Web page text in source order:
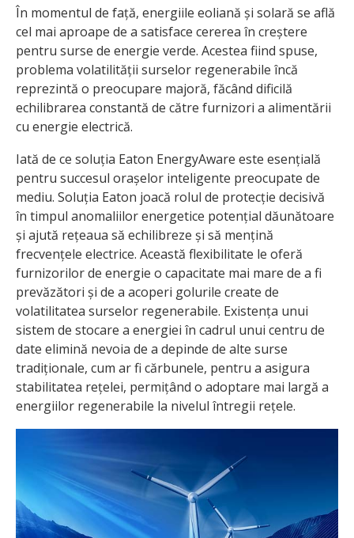
În momentul de față, energiile eoliană și solară se află
cel mai aproape de a satisface cererea în creștere
pentru surse de energie verde. Acestea fiind spuse,
problema volatilității surselor regenerabile încă
reprezintă o preocupare majoră, făcând dificilă
echilibrarea constantă de către furnizori a alimentării
cu energie electrică.
Iată de ce soluția Eaton EnergyAware este esențială
pentru succesul orașelor inteligente preocupate de
mediu. Soluția Eaton joacă rolul de protecție decisivă
în timpul anomaliilor energetice potențial dăunătoare
și ajută rețeaua să echilibreze și să mențină
frecvențele electrice. Această flexibilitate le oferă
furnizorilor de energie o capacitate mai mare de a fi
prevăzători și de a acoperi golurile create de
volatilitatea surselor regenerabile. Existența unui
sistem de stocare a energiei în cadrul unui centru de
date elimină nevoia de a depinde de alte surse
tradiționale, cum ar fi cărbunele, pentru a asigura
stabilitatea rețelei, permițând o adoptare mai largă a
energiilor regenerabile la nivelul întregii rețele.